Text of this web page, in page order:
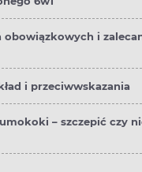
obowiązkowych i
i przeciwwskazania
– szczepić czy